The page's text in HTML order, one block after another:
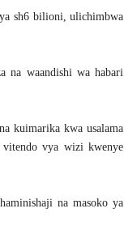
sh6 bilioni, ulichimbwa
na waandishi wa habari
kuimarika kwa usalama
vitendo vya wizi kwenye
na masoko ya